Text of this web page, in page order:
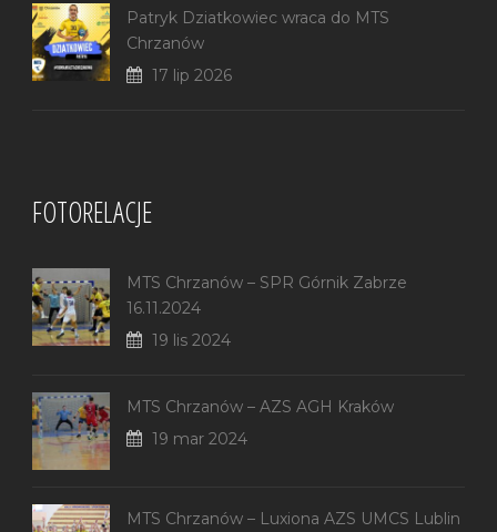
Patryk Dziatkowiec wraca do MTS
Chrzanów
17 lip 2026
FOTORELACJE
MTS Chrzanów – SPR Górnik Zabrze
16.11.2024
19 lis 2024
MTS Chrzanów – AZS AGH Kraków
19 mar 2024
MTS Chrzanów – Luxiona AZS UMCS Lublin